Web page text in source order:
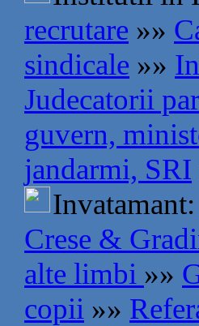
recrutare »»
sindicale »»
Judecatorii
guvern,
jandarmi, SRI
Invatamant:
Crese &
alte limbi »»
copii »»